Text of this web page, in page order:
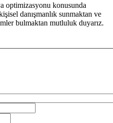
optimizasyonu konusunda
danışmanlık sunmaktan ve
bulmaktan mutluluk duyarız.